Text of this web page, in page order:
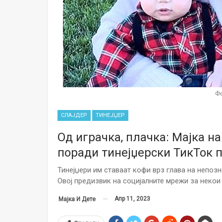
СЛАЈДЕР ТИНЕЈЏЕР
Од играчка, плачка: Мајка
поради тинејџерски ТикТок
Тинејџери им ставаат кофи врз глава на
Овој предизвик на социјалните мрежи за
Мајка И Дете Апр 11, 2023